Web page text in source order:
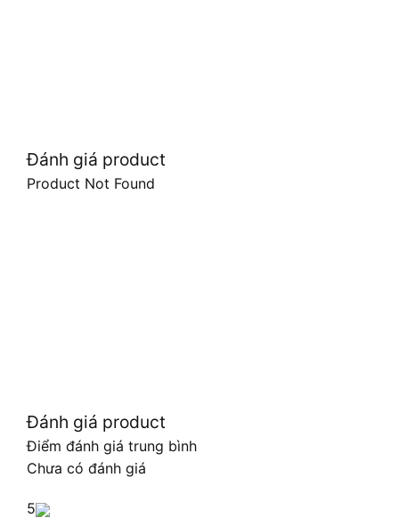
Đánh giá product
Product Not Found
Đánh giá product
Điểm đánh giá trung bình
Chưa có đánh giá
5